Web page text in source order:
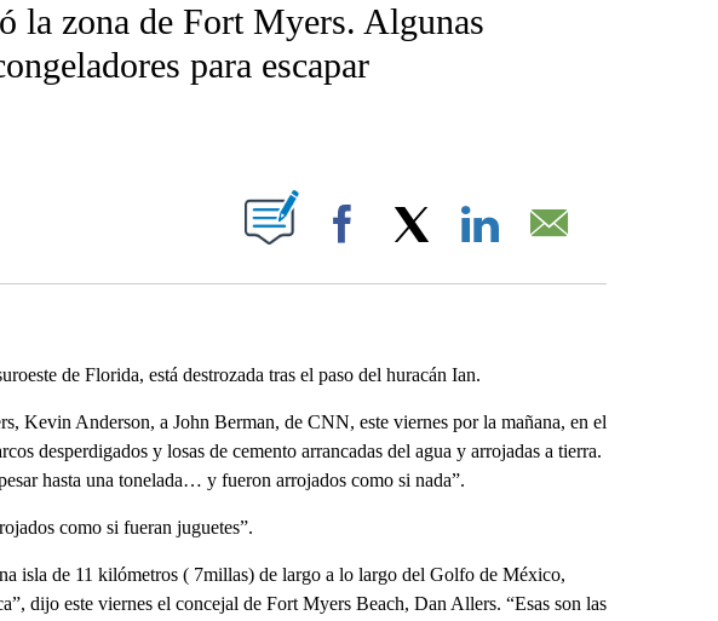
la zona de Fort Myers. Algunas
para escapar
NOTIFICATIONS ABOUT NEW PAGES ON "".
Facebook
de Florida, está destrozada tras el paso del huracán Ian.
Kevin Anderson, a John Berman, de CNN, este viernes por la mañana, en el
desperdigados y losas de cemento arrancadas del agua y arrojadas a tierra.
hasta una tonelada… y fueron arrojados como si nada”.
como si fueran juguetes”.
isla de 11 kilómetros ( 7millas) de largo a lo largo del Golfo de México,
dijo este viernes el concejal de Fort Myers Beach, Dan Allers. “Esas son las